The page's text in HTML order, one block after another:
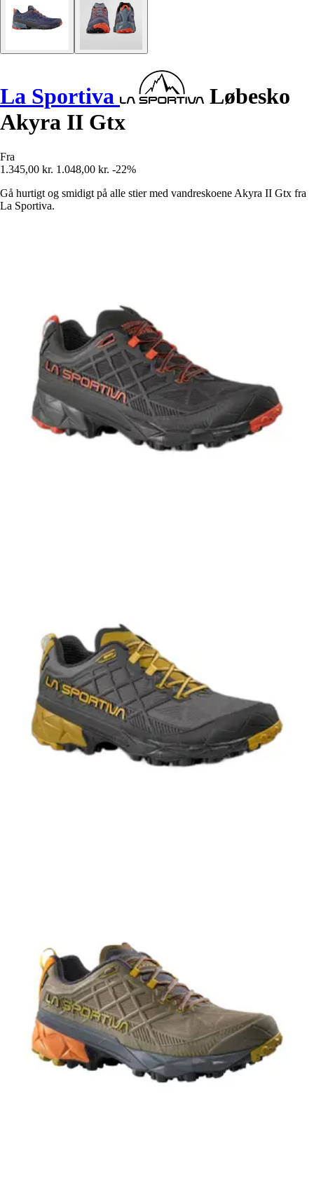
La Sportiva
Løbesko
Akyra II Gtx
Fra
1.345,00 kr. 1.048,00 kr. -22%
Gå hurtigt og smidigt på alle stier med vandreskoene Akyra II Gtx fra
La Sportiva.